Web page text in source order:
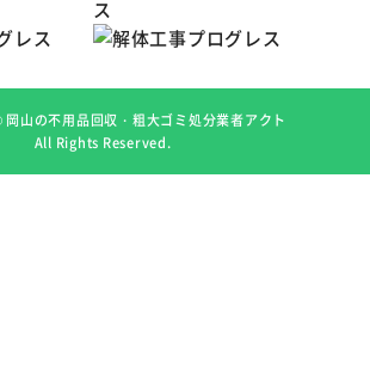
岡山の不用品回収・粗大ゴミ処分業者アクト
All Rights Reserved.